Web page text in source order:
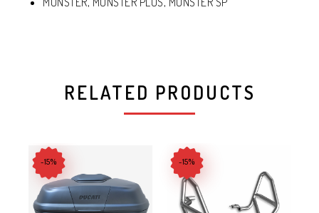
RELATED PRODUCTS
-15% -15%